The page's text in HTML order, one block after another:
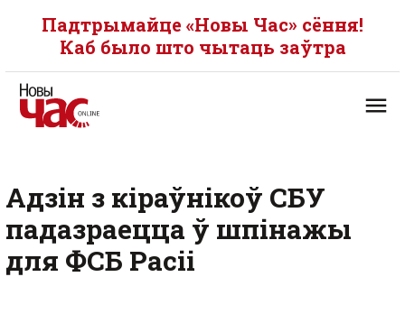
Падтрымайце «Новы Час» сёння!
Каб было што чытаць заўтра
Адзін з кіраўнікоў СБУ
падазраецца ў шпінажы
для ФСБ Расіі